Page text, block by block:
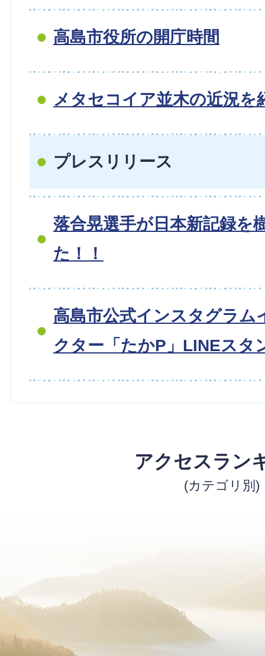
高島市役所の開庁時間
メタセコイア並木の近況を
プレスリリース
落合晃選手が日本新記録を
た！！
高島市公式インスタグラム
クター「たかP」LINEスタ
アクセスラン
(カテゴリ別)